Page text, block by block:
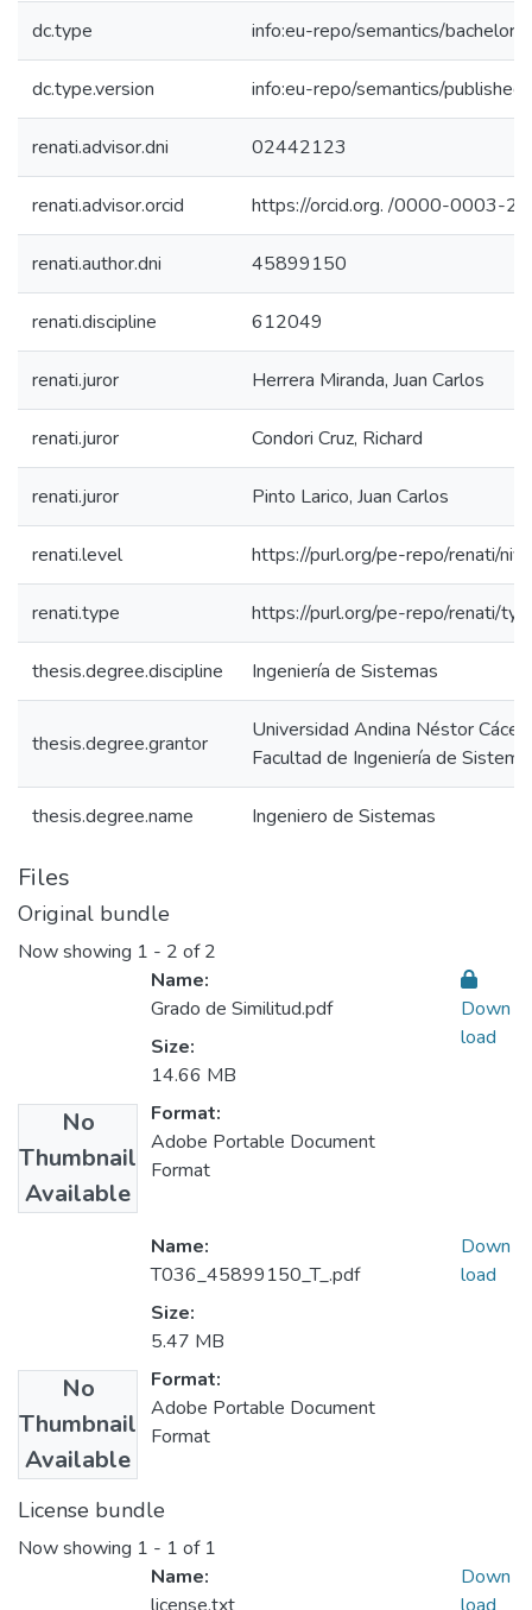
dc.type info:eu-repo/semantics/
dc.type.version info:eu-repo/semantics/
renati.advisor.dni 02442123
renati.advisor.orcid https://orcid.org. /0000-0003-
renati.author.dni 45899150
renati.discipline 612049
renati.juror Herrera Miranda, Juan Carlos
renati.juror Condori Cruz, Richard
renati.juror Pinto Larico, Juan Carlos
renati.level https://purl.org/pe-repo/renati/
renati.type https://purl.org/pe-repo/renati/
thesis.degree.discipline Ingeniería de Sistemas
thesis.degree.grantor
Universidad Andina Néstor
Facultad de Ingeniería de
thesis.degree.name Ingeniero de Sistemas
Files
Original bundle
Now showing 1 - 2 of 2
No
Thumbnail
Available
Name:
Grado de Similitud.pdf
Size:
14.66 MB
Format:
Adobe Portable Document
Format
Down
load
No
Thumbnail
Available
Name:
T036_45899150_T_.pdf
Size:
5.47 MB
Format:
Adobe Portable Document
Format
Down
load
License bundle
Now showing 1 - 1 of 1
Name:
Down